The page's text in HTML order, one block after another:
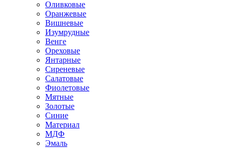
Оливковые
Оранжевые
Вишневые
Изумрудные
Венге
Ореховые
Янтарные
Сиреневые
Салатовые
Фиолетовые
Мятные
Золотые
Синие
Материал
МДФ
Эмаль